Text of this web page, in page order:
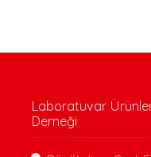
Laboratuvar
Derneği